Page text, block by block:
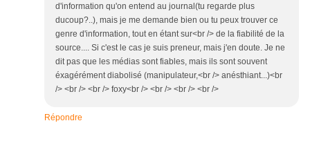
d'information qu'on entend au journal(tu regarde plus
ducoup?..), mais je me demande bien ou tu peux trouver ce
genre d'information, tout en étant sur<br /> de la fiabilité de la
source.... Si c'est le cas je suis preneur, mais j'en doute. Je ne
dit pas que les médias sont fiables, mais ils sont souvent
éxagérément diabolisé (manipulateur,<br /> anésthiant...)<br
/> <br /> <br /> foxy<br /> <br /> <br /> <br />
Répondre